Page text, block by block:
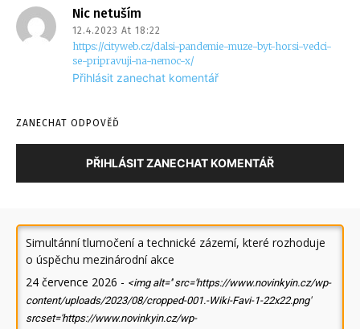
Nic netuším
12.4.2023 At 18:22
https://cityweb.cz/dalsi-pandemie-muze-byt-horsi-vedci-
se-pripravuji-na-nemoc-x/
Přihlásit zanechat komentář
ZANECHAT ODPOVĚĎ
PŘIHLÁSIT ZANECHAT KOMENTÁŘ
Simultánní tlumočení a technické zázemí, které rozhoduje
o úspěchu mezinárodní akce
24 července 2026 - <img alt='' src='https://www.novinkyin.cz/wp-
content/uploads/2023/08/cropped-001.-Wiki-Favi-1-22x22.png'
srcset='https://www.novinkyin.cz/wp-